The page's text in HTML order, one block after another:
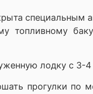
топливному
лодку с 3-
прогулки по